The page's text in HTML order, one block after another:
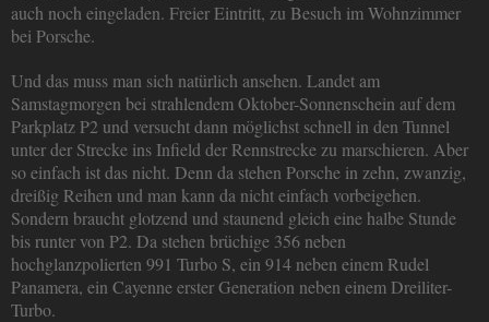
Books
Videos
Legal disclosure
auch noch eingeladen. Freier Eintritt, zu Besuch im Wohnzimmer
bei Porsche.
Und das muss man sich natürlich ansehen. Landet am
Samstagmorgen bei strahlendem Oktober-Sonnenschein auf dem
Parkplatz P2 und versucht dann möglichst schnell in den Tunnel
unter der Strecke ins Infield der Rennstrecke zu marschieren. Aber
so einfach ist das nicht. Denn da stehen Porsche in zehn, zwanzig,
dreißig Reihen und man kann da nicht einfach vorbeigehen.
Sondern braucht glotzend und staunend gleich eine halbe Stunde
bis runter von P2. Da stehen brüchige 356 neben
hochglanzpolierten 991 Turbo S, ein 914 neben einem Rudel
Panamera, ein Cayenne erster Generation neben einem Dreiliter-
Turbo.